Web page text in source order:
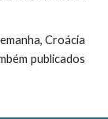
Croácia
publicados